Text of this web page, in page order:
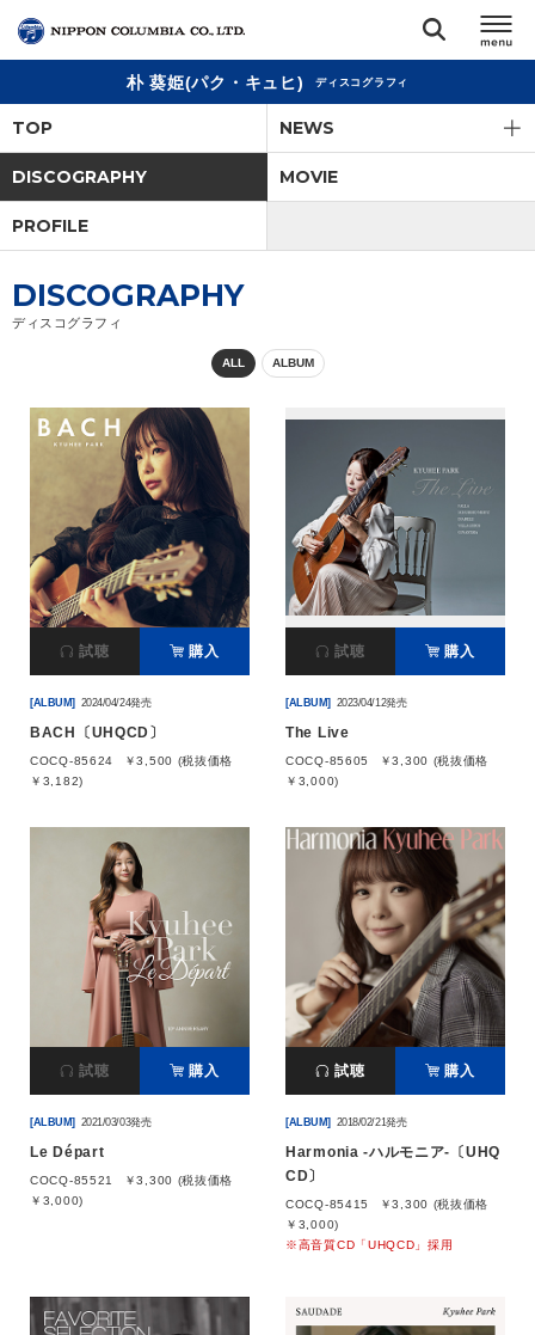
閉じる
アーティスト
ジャンル
オーディション
直営ショップ
会社情報
サイトマップ
お問い合わせ
朴 葵姫(パク・キュヒ) ディスコグラフィ
TOP NEWS
DISCOGRAPHY MOVIE
PROFILE
DISCOGRAPHY
ディスコグラフィ
ALL ALBUM
試聴 購入
[ALBUM] 2024/04/24発売
BACH〔UHQCD〕
COCQ-85624
￥3,500 (税抜価格
￥3,182)
試聴 購入
[ALBUM] 2023/04/12発売
The Live
COCQ-85605
￥3,300 (税抜価格
￥3,000)
試聴 購入
[ALBUM] 2021/03/03発売
Le Départ
COCQ-85521
￥3,300 (税抜価格
￥3,000)
試聴 購入
[ALBUM] 2018/02/21発売
Harmonia -ハルモニア-〔UHQ
CD〕
COCQ-85415
￥3,300 (税抜価格
￥3,000)
※高音質CD「UHQCD」採用